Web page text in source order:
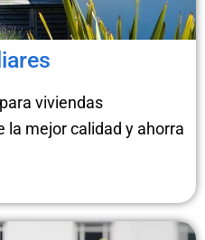
viviendas
la mejor calidad y ahorra